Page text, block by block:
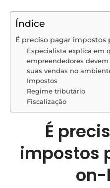
Índice
É preciso pagar impostos
Especialista explica em
empreendedores
suas vendas no
Impostos
Regime tributário
Fiscalização
É
impostos
on-